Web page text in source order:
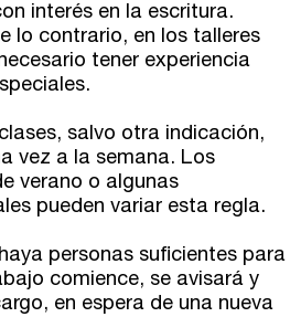
interés en la escritura.
lo contrario, en los talleres
tener experiencia
salvo otra indicación,
vez a la semana. Los
verano o algunas
pueden variar esta regla.
personas suficientes para
comience, se avisará y
en espera de una nueva